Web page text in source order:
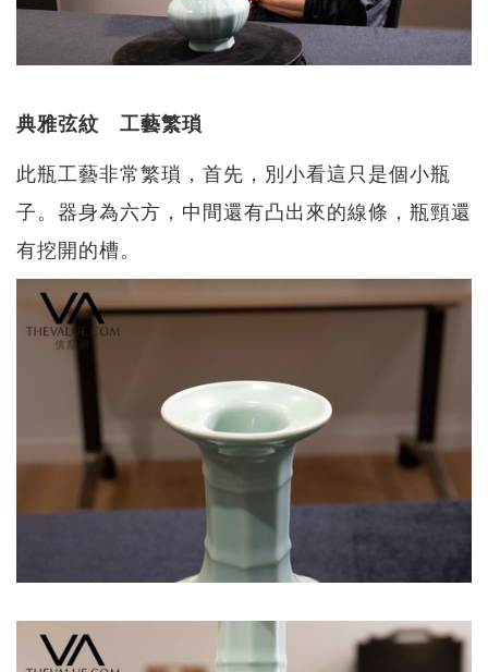
典雅弦紋 工藝繁瑣
此瓶工藝非常繁瑣，首先，別小看這只是個小瓶
子。器身為六方，中間還有凸出來的線條，瓶頸還
有挖開的槽。